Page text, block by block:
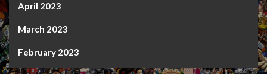
April 2023
March 2023
February 2023